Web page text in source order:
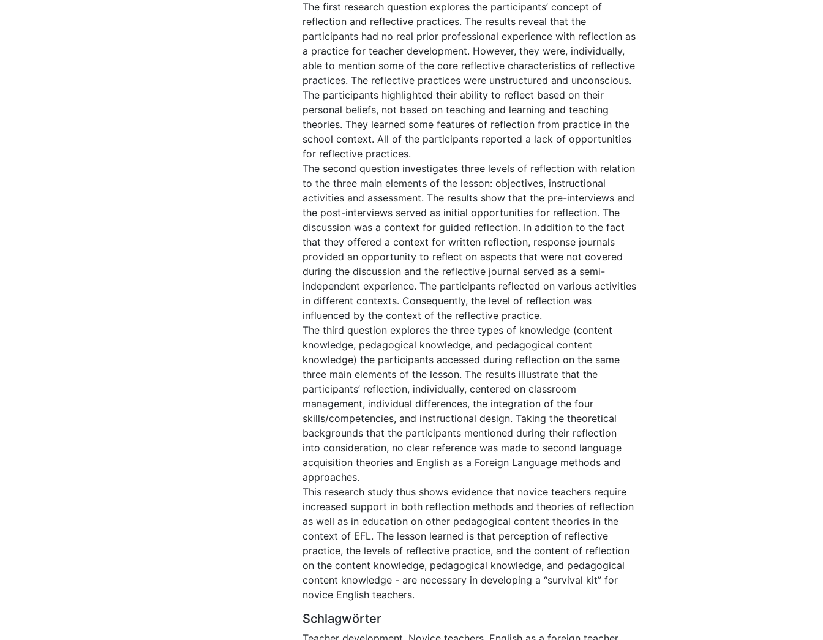
The first research question explores the participants’ concept of
reflection and reflective practices. The results reveal that the
participants had no real prior professional experience with reflection as
a practice for teacher development. However, they were, individually,
able to mention some of the core reflective characteristics of reflective
practices. The reflective practices were unstructured and unconscious.
The participants highlighted their ability to reflect based on their
personal beliefs, not based on teaching and learning and teaching
theories. They learned some features of reflection from practice in the
school context. All of the participants reported a lack of opportunities
for reflective practices.
The second question investigates three levels of reflection with relation
to the three main elements of the lesson: objectives, instructional
activities and assessment. The results show that the pre-interviews and
the post-interviews served as initial opportunities for reflection. The
discussion was a context for guided reflection. In addition to the fact
that they offered a context for written reflection, response journals
provided an opportunity to reflect on aspects that were not covered
during the discussion and the reflective journal served as a semi-
independent experience. The participants reflected on various activities
in different contexts. Consequently, the level of reflection was
influenced by the context of the reflective practice.
The third question explores the three types of knowledge (content
knowledge, pedagogical knowledge, and pedagogical content
knowledge) the participants accessed during reflection on the same
three main elements of the lesson. The results illustrate that the
participants’ reflection, individually, centered on classroom
management, individual differences, the integration of the four
skills/competencies, and instructional design. Taking the theoretical
backgrounds that the participants mentioned during their reflection
into consideration, no clear reference was made to second language
acquisition theories and English as a Foreign Language methods and
approaches.
This research study thus shows evidence that novice teachers require
increased support in both reflection methods and theories of reflection
as well as in education on other pedagogical content theories in the
context of EFL. The lesson learned is that perception of reflective
practice, the levels of reflective practice, and the content of reflection
on the content knowledge, pedagogical knowledge, and pedagogical
content knowledge - are necessary in developing a “survival kit” for
novice English teachers.
Schlagwörter